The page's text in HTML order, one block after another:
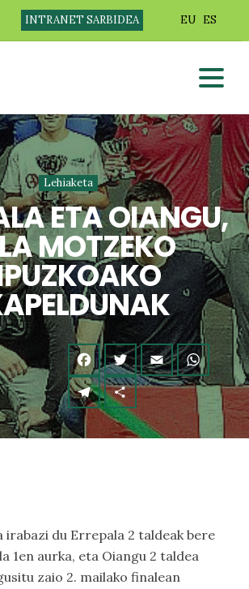
INTRANET SARBIDEA EU ES
Lehiaketa
ETA OIANGU,
MOTZEKO
irabazi du Errepala 2 taldeak bere
1en aurka, eta Oiangu 2 taldea
zaio 2. mailako finalean